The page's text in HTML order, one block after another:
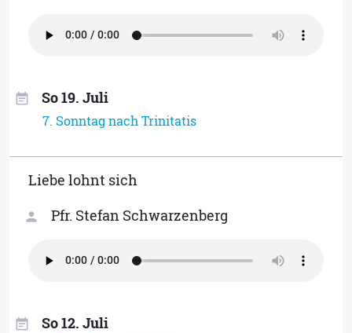
event_note So 19. Juli
7. Sonntag nach Trinitatis
Liebe lohnt sich
person Pfr. Stefan Schwarzenberg
event_note So 12. Juli